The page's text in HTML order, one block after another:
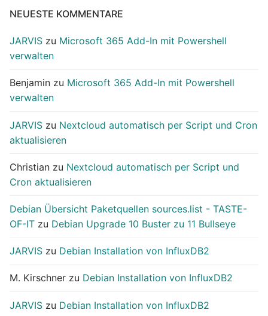
NEUESTE KOMMENTARE
JARVIS zu Microsoft 365 Add-In mit Powershell
verwalten
Benjamin zu Microsoft 365 Add-In mit Powershell
verwalten
JARVIS zu Nextcloud automatisch per Script und Cron
aktualisieren
Christian zu Nextcloud automatisch per Script und
Cron aktualisieren
Debian Übersicht Paketquellen sources.list - TASTE-
OF-IT zu Debian Upgrade 10 Buster zu 11 Bullseye
JARVIS zu Debian Installation von InfluxDB2
M. Kirschner zu Debian Installation von InfluxDB2
JARVIS zu Debian Installation von InfluxDB2